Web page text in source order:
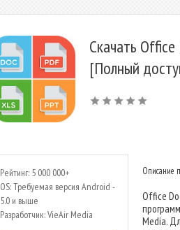
Скачать Office
[Полный
Рейтинг: 5 000 000+
OS: Требуемая версия Android -
5.0 и выше
Разработчик: VieAir Media
Описание
Office
Media.